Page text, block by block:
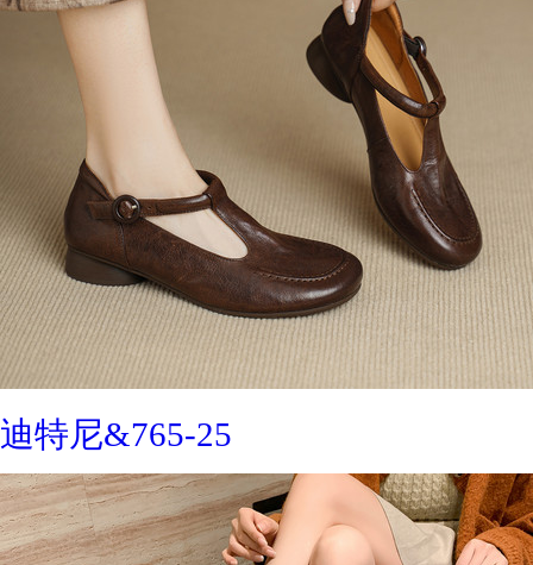
迪特尼&765-25